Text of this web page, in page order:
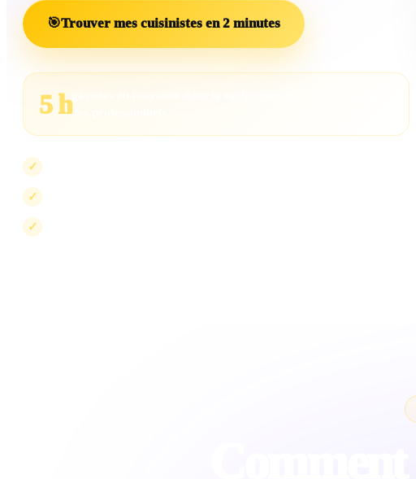
🎯Trouver mes cuisinistes en 2 minutes
5 hdes professionnels
✓
✓
✓